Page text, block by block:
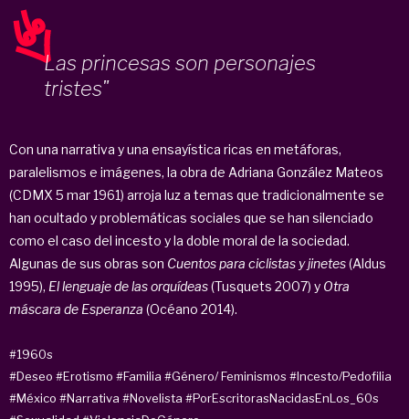
Las princesas son personajes
tristes"
Con una narrativa y una ensayística ricas en metáforas,
paralelismos e imágenes, la obra de Adriana González Mateos
(CDMX 5 mar 1961) arroja luz a temas que tradicionalmente se
han ocultado y problemáticas sociales que se han silenciado
como el caso del incesto y la doble moral de la sociedad.
Algunas de sus obras son Cuentos para ciclistas y jinetes(Aldus
1995), El lenguaje de las orquídeas(Tusquets 2007) y Otra
máscara de Esperanza (Océano 2014).
#1960s
#Deseo #Erotismo #Familia #Género/ Feminismos #Incesto/Pedofilia
#México #Narrativa #Novelista #PorEscritorasNacidasEnLos_60s